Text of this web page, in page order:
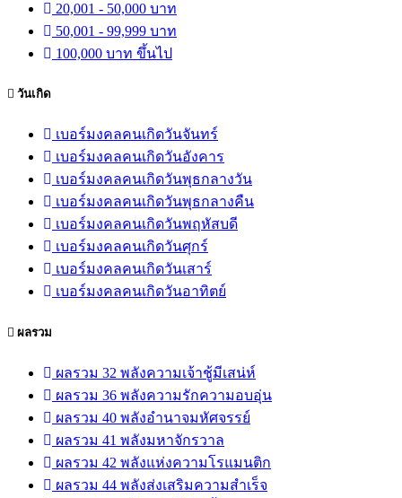
20,001 - 50,000 บาท
50,001 - 99,999 บาท
100,000 บาท ขึ้นไป
วันเกิด
เบอร์มงคลคนเกิดวันจันทร์
เบอร์มงคลคนเกิดวันอังคาร
เบอร์มงคลคนเกิดวันพุธกลางวัน
เบอร์มงคลคนเกิดวันพุธกลางคืน
เบอร์มงคลคนเกิดวันพฤหัสบดี
เบอร์มงคลคนเกิดวันศุกร์
เบอร์มงคลคนเกิดวันเสาร์
เบอร์มงคลคนเกิดวันอาทิตย์
ผลรวม
ผลรวม 32 พลังความเจ้าชู้มีเสน่ห์
ผลรวม 36 พลังความรักความอบอุ่น
ผลรวม 40 พลังอำนาจมหัศจรรย์
ผลรวม 41 พลังมหาจักรวาล
ผลรวม 42 พลังแห่งความโรแมนติก
ผลรวม 44 พลังส่งเสริมความสำเร็จ